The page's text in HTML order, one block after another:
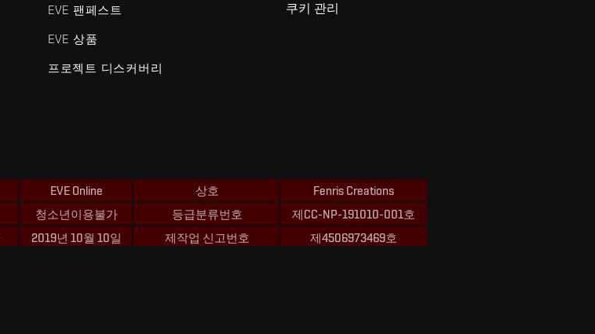
EVE 팬페스트
EVE 상품
프로젝트 디스커버리
쿠키 관리
EVE Online
청소년이용불가
2019년 10월 10일
상호
Fenris Creations
등급분류번호
제CC-NP-191010-001호
제작업 신고번호
제4506973469호